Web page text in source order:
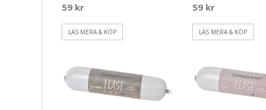
59 kr
LÄS MERA & KÖP
59 kr
LÄS MERA & KÖP